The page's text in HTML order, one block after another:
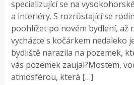
specializující se na
a interiéry. S rozrůstající se
poohlížet po novém bydlení, až
vycházce s kočárkem nedaleko
bydliště narazila na pozemek,
vás pozemek zaujal?Mostem,
atmosférou, která […]